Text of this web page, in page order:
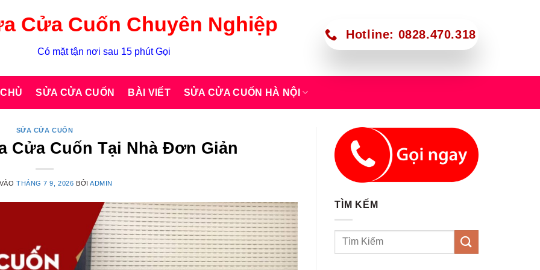
Cửa Cuốn Chuyên Nghiệp
Có mặt tận nơi sau 15 phút Gọi
Hotline: 0828.470.318
SỬA CỬA CUỐN BÀI VIẾT SỬA CỬA CUỐN HÀ NỘI
SỬA CỬA CUỐN
Cửa Cuốn Tại Nhà Đơn Giản
THÁNG 7 9, 2026 BỞIADMIN
TÌM KẾM